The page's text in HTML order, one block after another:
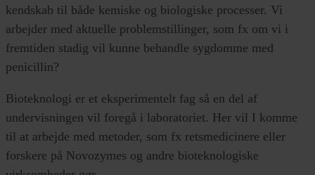
kendskab til både kemiske og biologiske processer. Vi
arbejder med aktuelle problemstillinger, som fx om vi i
fremtiden stadig vil kunne behandle sygdomme med
penicillin?
Bioteknologi er et eksperimentelt fag så en del af
undervisningen vil foregå i laboratoriet. Her vil I komme
til at arbejde med metoder, som fx retsmedicinere eller
forskere på Novozymes og andre bioteknologiske